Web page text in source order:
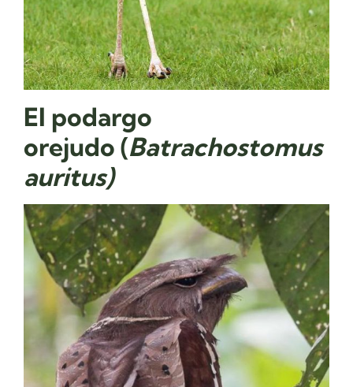
El podargo
orejudo (Batrachostomus
auritus)